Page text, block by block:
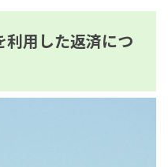
利用した返済につ